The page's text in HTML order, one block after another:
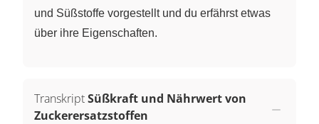
und Süßstoffe vorgestellt und du erfährst etwas
über ihre Eigenschaften.
TranskriptSüßkraft und Nährwert von
Zuckerersatzstoffen